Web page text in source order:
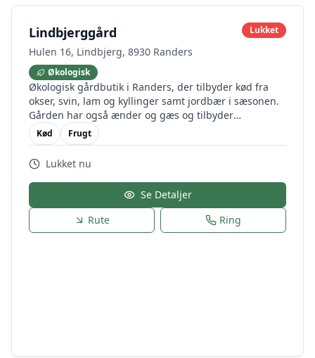
Lindbjerggård
Hulen 16, Lindbjerg, 8930 Randers
Lukket
Økologisk
Økologisk gårdbutik i Randers, der tilbyder kød fra
okser, svin, lam og kyllinger samt jordbær i sæsonen.
Gården har også ænder og gæs og tilbyder
autoriseret fjerkræslagteri.
Kød Frugt
Lukket nu
Se Detaljer
Rute
Ring